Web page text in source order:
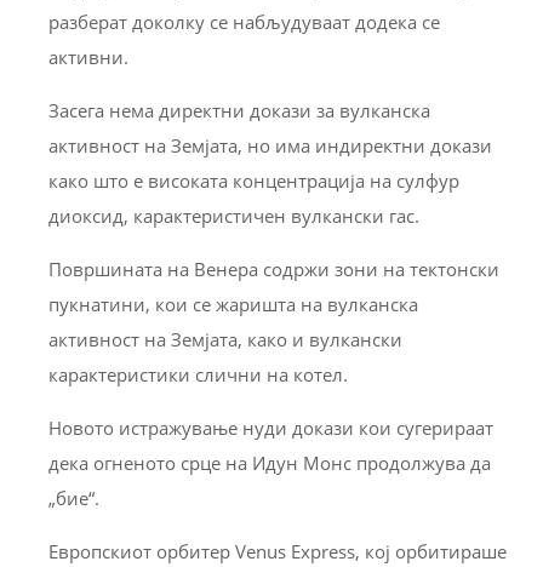
разберат доколку се набљудуваат додека се
активни.
Засега нема директни докази за вулканска
активност на Земјата, но има индиректни докази
како што е високата концентрација на сулфур
диоксид, карактеристичен вулкански гас.
Површината на Венера содржи зони на тектонски
пукнатини, кои се жаришта на вулканска
активност на Земјата, како и вулкански
карактеристики слични на котел.
Новото истражување нуди докази кои сугерираат
дека огненото срце на Идун Монс продолжува да
„бие“.
Европскиот орбитер Venus Express, кој орбитираше